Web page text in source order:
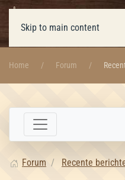
Skip to main content
Home Forum
Forum Recente